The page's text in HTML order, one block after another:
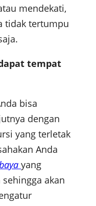
mendekati,
tidak tertumpu
tempat
bisa
dengan
yang terletak
Anda
yang
akan